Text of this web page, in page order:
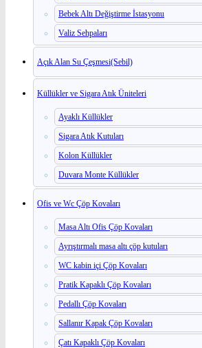
Bebek Altı Değiştirme İstasyonu
Valiz Sehpaları
Açık Alan Su Çeşmesi(Sebil)
Küllükler ve Sigara Atık Üniteleri
Ayaklı Küllükler
Sigara Atık Kutuları
Kolon Küllükler
Duvara Monte Küllükler
Ofis ve Wc Çöp Kovaları
Masa Altı Ofis Çöp Kovaları
Ayrıştırmalı masa altı çöp kutuları
WC kabin içi Çöp Kovaları
Pratik Kapaklı Çöp Kovaları
Pedallı Çöp Kovaları
Sallanır Kapak Çöp Kovaları
Çatı Kapaklı Çöp Kovaları